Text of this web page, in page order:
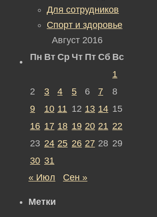
Для сотрудников
Спорт и здоровье
Август 2016
Пн Вт Ср Чт Пт Сб Вс
1
2
3 4 5 6 7
8
9
10 11 12 13 14 15
16 17 18 19 20 21 22
23 24 25 26 27 28 29
30 31
« Июл
Сен »
Метки